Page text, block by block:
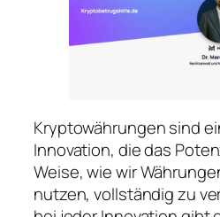
Kryptowährungen sind
Innovation, die das
Weise, wie wir
nutzen, vollständig zu